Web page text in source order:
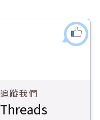
追蹤我們
Threads